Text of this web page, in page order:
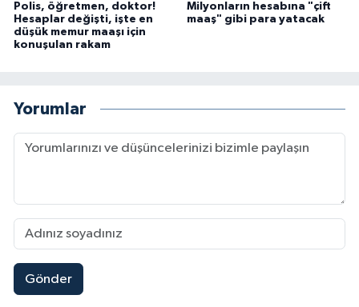
Polis, öğretmen, doktor!
Hesaplar değişti, işte en
düşük memur maaşı için
konuşulan rakam
Milyonların hesabına "çift
maaş" gibi para yatacak
Yorumlar
Gönder